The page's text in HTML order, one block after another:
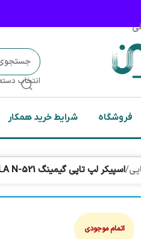
انتخاب
فروشگاه شرایط خرید همکار
/اسپیکر لپ تاپی گیمینگ AULA N-521
اتمام موجودی